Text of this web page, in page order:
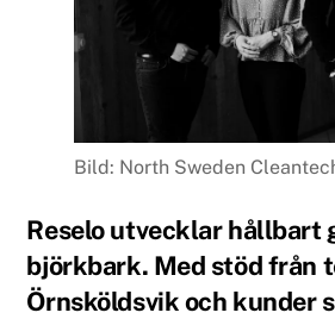
Bild: North Sweden
Reselo utvecklar hållbart
björkbark. Med stöd från
Örnsköldsvik och kunder